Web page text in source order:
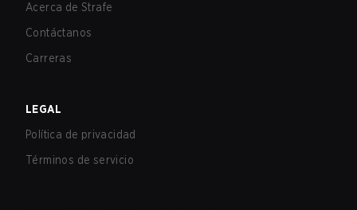
Acerca de Strafe
Contáctanos
Carreras
LEGAL
Política de privacidad
Términos de servicio